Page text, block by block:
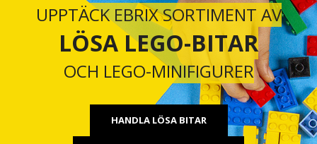
UPPTÄCK EBRIX SORTIMENT AV
LÖSA LEGO-BITAR
OCH LEGO-MINIFIGURER
HANDLA LÖSA BITAR